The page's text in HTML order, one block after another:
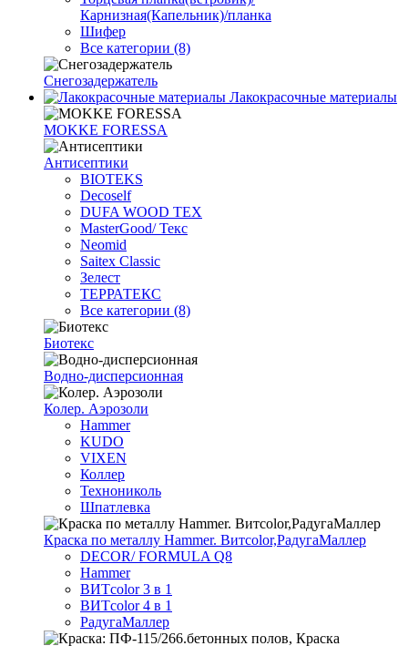
Карнизная(Капельник)/планка
Шифер
Все категории (8)
Снегозадержатель
Лакокрасочные материалы
MOKKE FORESSA
Антисептики
BIOTEKS
Decoself
DUFA WOOD TEX
MasterGood/ Текс
Neomid
Saitex Classic
Зелест
ТЕРРАТЕКС
Все категории (8)
Биотекс
Водно-дисперсионная
Колер. Аэрозоли
Hammer
KUDO
VIXEN
Коллер
Технониколь
Шпатлевка
Краска по металлу Hammer. Витcolor,РадугаМаллер
DECOR/ FORMULA Q8
Hammer
ВИТcolor 3 в 1
ВИТcolor 4 в 1
РадугаМаллер